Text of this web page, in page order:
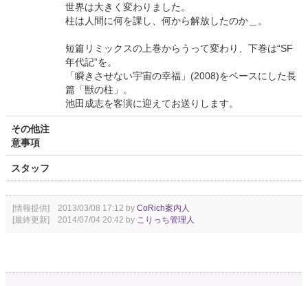
世界は大きく変わりました。
柱は人間に何を課し、何から解放したのか＿。
短篇リミックスの上巻からうって変わり、下巻は“SF
年代記”を。
「瞬きさせない宇宙の幸福」(2008)をベースにした長
篇「獣の柱」。
池田成志を客演に迎えてお送りします。
その他注
意事項
スタッフ
[情報提供] 2013/03/08 17:12 by CoRich案内人
[最終更新] 2014/07/04 20:42 by こりっち管理人